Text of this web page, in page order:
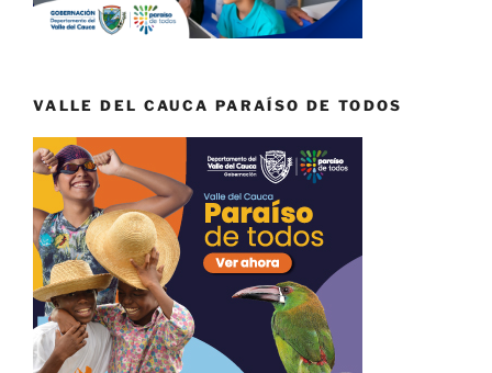
VALLE DEL CAUCA PARAÍSO DE TODOS